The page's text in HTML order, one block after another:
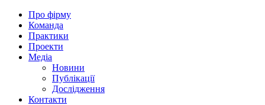
Про фірму
Команда
Практики
Проекти
Медіа
Новини
Публікації
Дослідження
Контакти